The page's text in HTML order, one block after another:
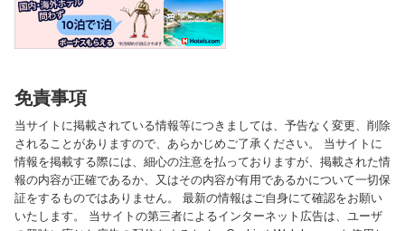
免責事項
当サイトに掲載されている情報等につきましては、予告なく変更、削除
されることがありますので、あらかじめご了承ください。 当サイトに
情報を掲載する際には、細心の注意を払っておりますが、掲載された情
報の内容が正確であるか、又はその内容が有用であるかについて一切保
証をするものではありません。 最新の情報はご自身にて確認をお願い
いたします。 当サイトの第三者によるインターネット広告は、ユーザ